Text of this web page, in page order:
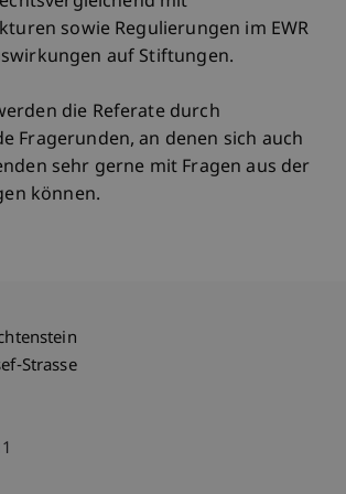
sowie Regulierungen im EWR
auf Stiftungen.
die Referate durch
Fragerunden, an denen sich auch
sehr gerne mit Fragen aus der
können.
Strasse